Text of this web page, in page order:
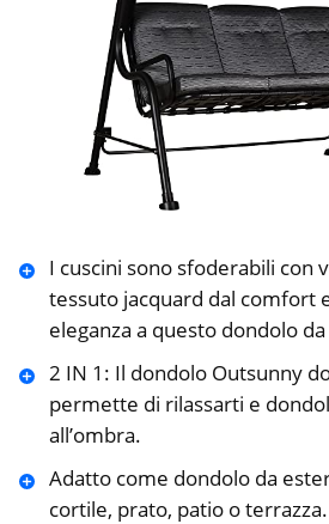
I cuscini sono sfoderabili con
tessuto jacquard dal comfort
eleganza a questo dondolo
2 IN 1: Il dondolo Outsunny
permette di rilassarti e
all’ombra.
Adatto come dondolo da
cortile, prato, patio o terrazza.